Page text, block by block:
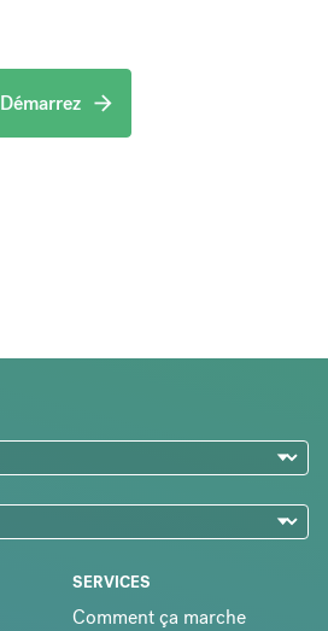
Démarrez
SERVICES
Comment ça marche